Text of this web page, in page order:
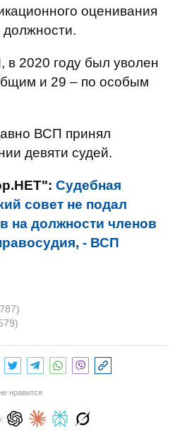
оценивания
2020 году был уволен
и 29 – по особым
ВСП принял
девяти судей.
Судебная
совет не подал
на должности членов
- ВСП
нравится